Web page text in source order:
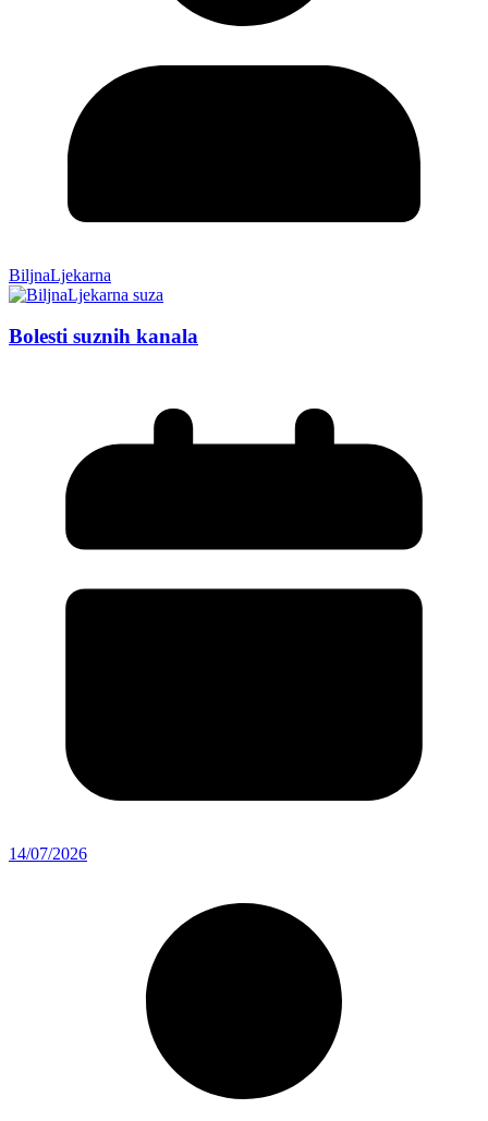
BiljnaLjekarna
Bolesti suznih kanala
14/07/2026